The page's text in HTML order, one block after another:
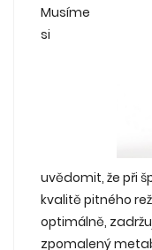
Musíme
si
uvědomit, že při
kvalitě pitného
optimálně,
zpomalený